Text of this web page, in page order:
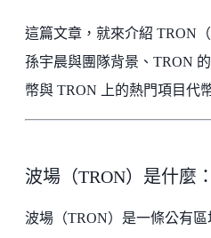
這篇文章，就來介紹 TRON
孫宇晨與團隊背景、TRON
幣與 TRON 上的熱門項目代
波場（TRON）是什麼
波場（TRON）是一條公有